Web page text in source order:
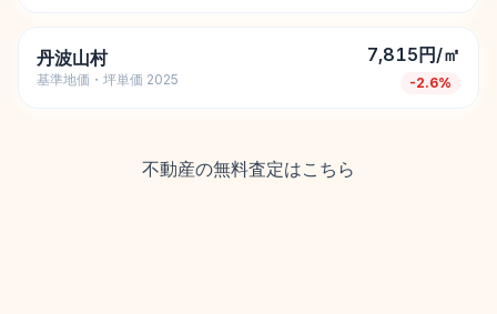
丹波山村
基準地価・坪単価 2025
7,815円/㎡
-2.6%
不動産の無料査定はこちら